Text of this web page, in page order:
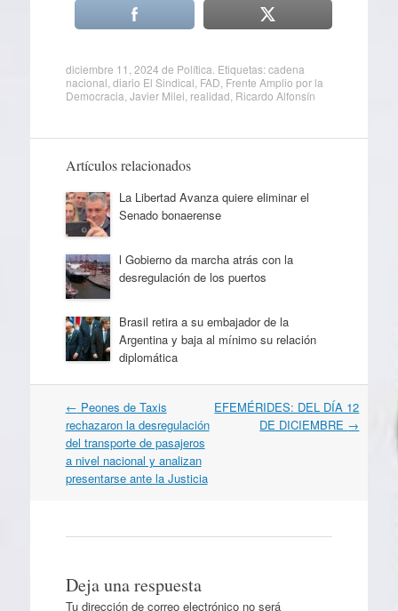
diciembre 11, 2024 de Política . Etiquetas:cadena
nacional diario El Sindical FAD Frente Amplio por la
Democracia Javier Milei realidad Ricardo Alfonsín
Artículos relacionados
La Libertad Avanza quiere eliminar el
Senado bonaerense
l Gobierno da marcha atrás con la
desregulación de los puertos
Brasil retira a su embajador de la
Argentina y baja al mínimo su relación
diplomática
Navegación
por
artículos
← Peones de Taxis
rechazaron la desregulación
del transporte de pasajeros
a nivel nacional y analizan
presentarse ante la Justicia
EFEMÉRIDES: DEL DÍA 12
DE DICIEMBRE →
Deja una respuesta
Tu dirección de correo electrónico no será